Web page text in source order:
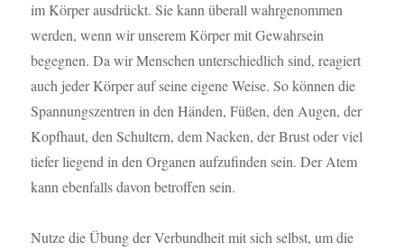
im Körper ausdrückt. Sie kann überall wahrgenommen
werden, wenn wir unserem Körper mit Gewahrsein
begegnen. Da wir Menschen unterschiedlich sind, reagiert
auch jeder Körper auf seine eigene Weise. So können die
Spannungszentren in den Händen, Füßen, den Augen, der
Kopfhaut, den Schultern, dem Nacken, der Brust oder viel
tiefer liegend in den Organen aufzufinden sein. Der Atem
kann ebenfalls davon betroffen sein.
Nutze die Übung der Verbundheit mit sich selbst, um die